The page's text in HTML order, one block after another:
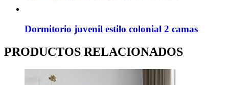
Dormitorio juvenil estilo colonial 2 camas
PRODUCTOS RELACIONADOS